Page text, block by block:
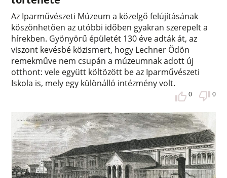
Az Iparművészeti Múzeum a közelgő felújításának
köszönhetően az utóbbi időben gyakran szerepelt a
hírekben. Gyönyörű épületét 130 éve adták át, az
viszont kevésbé közismert, hogy Lechner Ödön
remekműve nem csupán a múzeumnak adott új
otthont: vele együtt költözött be az Iparművészeti
Iskola is, mely egy különálló intézmény volt.
0 0